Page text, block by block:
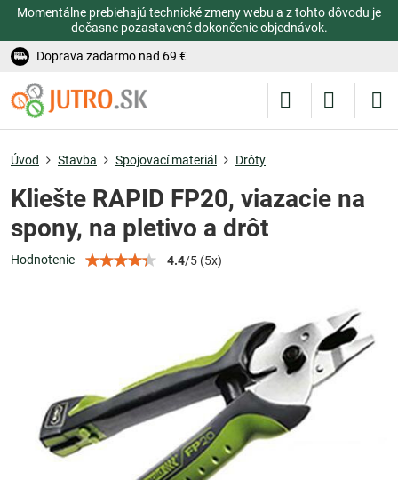
Momentálne prebiehajú technické zmeny webu a z tohto dôvodu je
dočasne pozastavené dokončenie objednávok.
Doprava zadarmo nad 69 €
Úvod Stavba Spojovací materiál Drôty
Kliešte RAPID FP20, viazacie na
spony, na pletivo a drôt
Hodnotenie 4.4/5 (5x)